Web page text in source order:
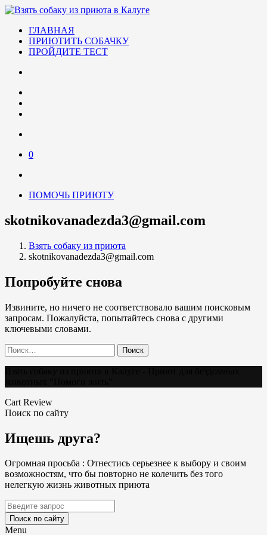
ГЛАВНАЯ
ПРИЮТИТЬ СОБАЧКУ
ПРОЙДИТЕ ТЕСТ
0
ПОМОЧЬ ПРИЮТУ
skotnikovanadezda3@gmail.com
Взять собаку из приюта
skotnikovanadezda3@gmail.com
Попробуйте снова
Извините, но ничего не соответствовало вашим поисковым
запросам. Пожалуйста, попытайтесь снова с другими
ключевыми словами.
Найти:
Cart Review
Поиск по сайту
Ищешь друга?
Огромная просьба : Отнестись серьезнее к выбору и своим
возможностям, что бы повторно не колечить без того
нелегкую жизнь животных приюта
Поиск по сайту
Menu